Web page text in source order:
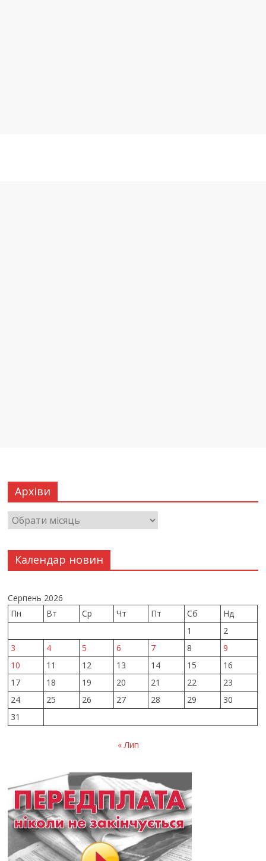
Архіви
Календар новин
Серпень 2026
Пн
Вт Ср Чт Пт Сб
Нд
1
2
3
4 5 6 7 8
9
10
11 12 13 14 15
16
17
18 19 20 21 22
23
24
25 26 27 28 29
30
31
« Лип